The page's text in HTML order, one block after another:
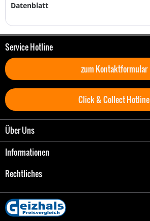
Datenblatt
Service Hotline
zum Kontaktformular
Click & Collect Hotline
Über Uns
Informationen
Rechtliches